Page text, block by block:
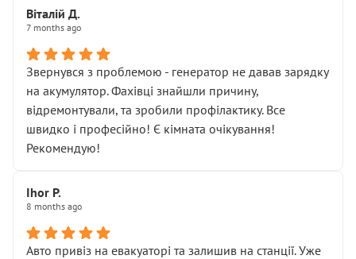
НЕ погоджував
послуга. Тим більше, я був поруч і жодної реальної
діагностики ходової не проводилось. Після
зауваження гроші за цю “послугу” повернули, що
лише підтвердило мою правоту.
Але головне — я виїжджаю з боксу, і скрип у гальмах
залишився таким самим, як і був. Тобто оплачена
Далі ситуація тільки погіршилась:
• сказали, що тепер “потрібно знімати колеса”
• що біля авто стояти вже не можна
• почали озвучувати купу додаткових робіт без
Віталій Д.
7 months ago
Звернувся з проблемою - генератор не давав зарядку
на акумулятор. Фахівці знайшли причину,
відремонтували, та зробили профілактику. Все
швидко і професійно! Є кімната очікування!
Рекомендую!
Ihor P.
8 months ago
Авто привіз на евакуаторі та залишив на станції. Уже